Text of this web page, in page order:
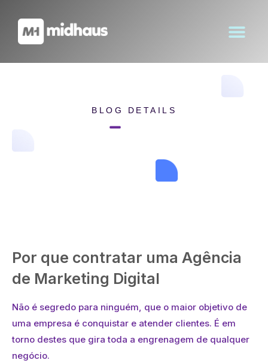
BLOG DETAILS
Por que contratar uma Agência
de Marketing Digital
Não é segredo para ninguém, que o maior objetivo de
uma empresa é conquistar e atender clientes. É em
torno destes que gira toda a engrenagem de qualquer
negócio.